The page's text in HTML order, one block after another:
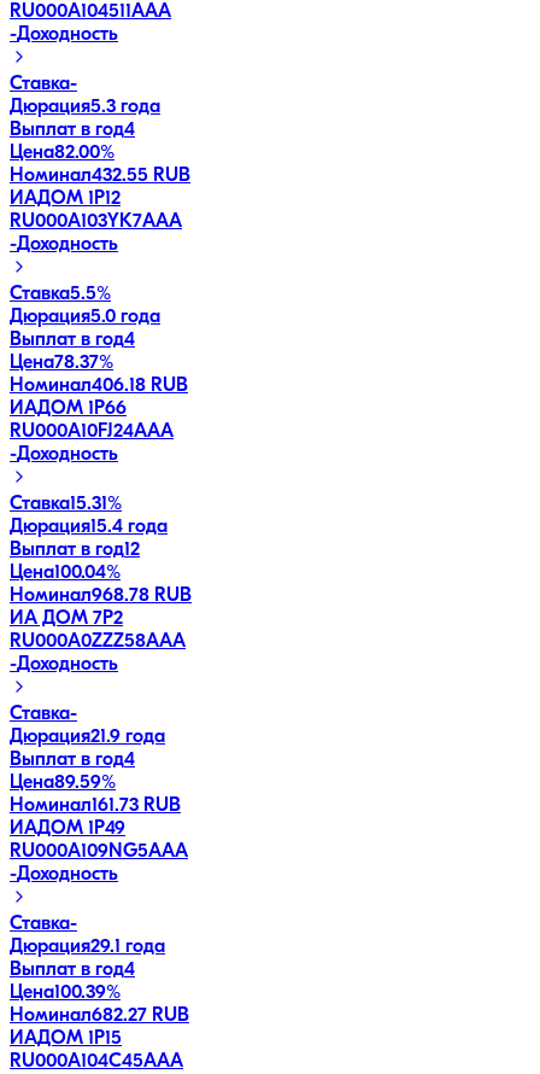
RU000A104511AAA
-Доходность
Ставка-
Дюрация5.3 года
Выплат в год4
Цена82.00%
Номинал432.55 RUB
ИАДОМ 1P12
RU000A103YK7AAA
-Доходность
Ставка5.5%
Дюрация5.0 года
Выплат в год4
Цена78.37%
Номинал406.18 RUB
ИАДОМ 1P66
RU000A10FJ24AAA
-Доходность
Ставка15.31%
Дюрация15.4 года
Выплат в год12
Цена100.04%
Номинал968.78 RUB
ИА ДОМ 7P2
RU000A0ZZZ58AAA
-Доходность
Ставка-
Дюрация21.9 года
Выплат в год4
Цена89.59%
Номинал161.73 RUB
ИАДОМ 1P49
RU000A109NG5AAA
-Доходность
Ставка-
Дюрация29.1 года
Выплат в год4
Цена100.39%
Номинал682.27 RUB
ИАДОМ 1P15
RU000A104C45AAA